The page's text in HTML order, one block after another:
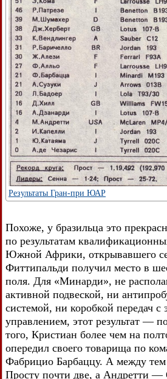
Результаты Гран-при ЮАР
Похоже, у бразильца это
по результатам
Южной Африки, открывавшего
Фиттипальди получил место в
поля. Для «Минарди», не
активной подвеской, ни
системой, ни коробкой передач с
управлением, этот результат —
того, Кристиан более чем на
опередил своего товарища по
Фабрицио Барбаццу. А между
Просту почти две, а Андретти —